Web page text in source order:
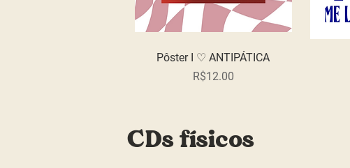
Quick View
Pôster I ♡ ANTIPÁTICA
Price
R$12.00
CDs físicos